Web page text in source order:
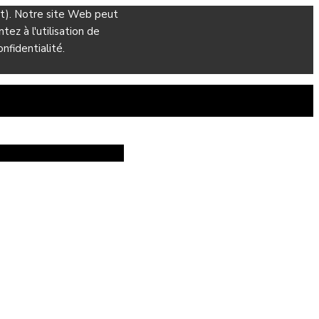
Notre site Web peut
à l'utilisation de